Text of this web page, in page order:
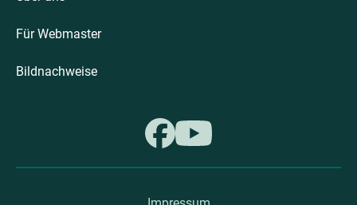
Für Webmaster
Bildnachweise